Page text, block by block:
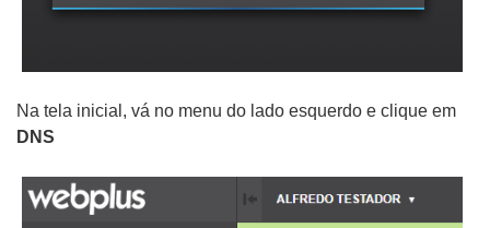
Na tela inicial, vá no menu do lado esquerdo e clique em
DNS